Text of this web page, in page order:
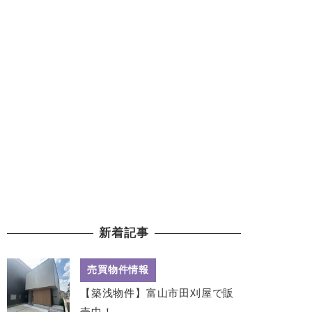
新着記事
売買物件情報
【築浅物件】富山市田刈屋で販